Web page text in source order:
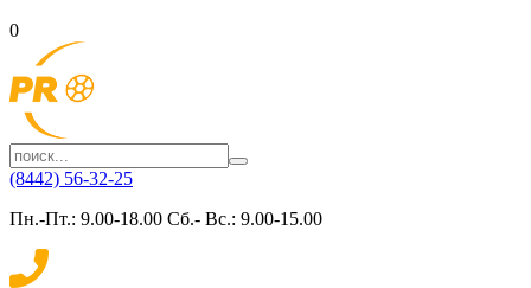
0
(8442) 56-32-25
Пн.-Пт.: 9.00-18.00 Сб.- Вс.: 9.00-15.00